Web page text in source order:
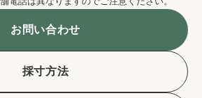
お問い合わせ
採寸方法